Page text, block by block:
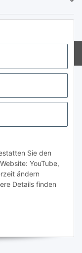
Sie den
YouTube,
ändern
Details finden